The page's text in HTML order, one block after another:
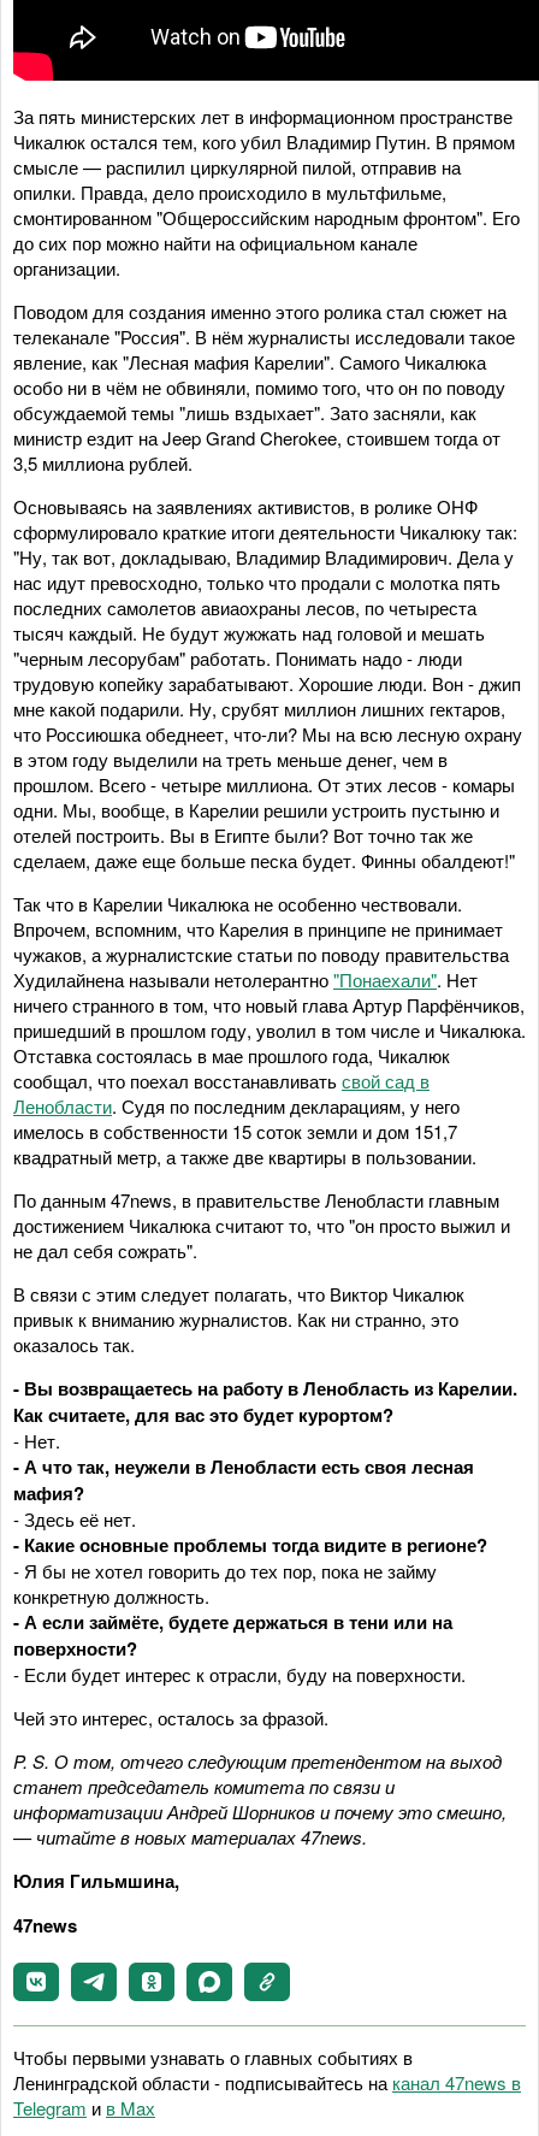
За пять министерских лет в информационном пространстве
Чикалюк остался тем, кого убил Владимир Путин. В прямом
смысле — распилил циркулярной пилой, отправив на
опилки. Правда, дело происходило в мультфильме,
смонтированном "Общероссийским народным фронтом". Его
до сих пор можно найти на официальном канале
организации.
Поводом для создания именно этого ролика стал сюжет на
телеканале "Россия". В нём журналисты исследовали такое
явление, как "Лесная мафия Карелии". Самого Чикалюка
особо ни в чём не обвиняли, помимо того, что он по поводу
обсуждаемой темы "лишь вздыхает". Зато засняли, как
министр ездит на Jeep Grand Cherokee, стоившем тогда от
3,5 миллиона рублей.
Основываясь на заявлениях активистов, в ролике ОНФ
сформулировало краткие итоги деятельности Чикалюку так:
"Ну, так вот, докладываю, Владимир Владимирович. Дела у
нас идут превосходно, только что продали с молотка пять
последних самолетов авиаохраны лесов, по четыреста
тысяч каждый. Не будут жужжать над головой и мешать
"черным лесорубам" работать. Понимать надо - люди
трудовую копейку зарабатывают. Хорошие люди. Вон - джип
мне какой подарили. Ну, срубят миллион лишних гектаров,
что Россиюшка обеднеет, что-ли? Мы на всю лесную охрану
в этом году выделили на треть меньше денег, чем в
прошлом. Всего - четыре миллиона. От этих лесов - комары
одни. Мы, вообще, в Карелии решили устроить пустыню и
отелей построить. Вы в Египте были? Вот точно так же
сделаем, даже еще больше песка будет. Финны обалдеют!"
Так что в Карелии Чикалюка не особенно чествовали.
Впрочем, вспомним, что Карелия в принципе не принимает
чужаков, а журналистские статьи по поводу правительства
Худилайнена называли нетолерантно"Понаехали". Нет
ничего странного в том, что новый глава Артур Парфёнчиков,
пришедший в прошлом году, уволил в том числе и Чикалюка.
Отставка состоялась в мае прошлого года, Чикалюк
сообщал, что поехал восстанавливатьсвой сад в
Ленобласти. Судя по последним декларациям, у него
имелось в собственности 15 соток земли и дом 151,7
квадратный метр, а также две квартиры в пользовании.
По данным 47news, в правительстве Ленобласти главным
достижением Чикалюка считают то, что "он просто выжил и
не дал себя сожрать".
В связи с этим следует полагать, что Виктор Чикалюк
привык к вниманию журналистов. Как ни странно, это
оказалось так.
- Вы возвращаетесь на работу в Ленобласть из Карелии.
Как считаете, для вас это будет курортом?
- Нет.
- А что так, неужели в Ленобласти есть своя лесная
мафия?
- Здесь её нет.
- Какие основные проблемы тогда видите в регионе?
- Я бы не хотел говорить до тех пор, пока не займу
конкретную должность.
- А если займёте, будете держаться в тени или на
поверхности?
- Если будет интерес к отрасли, буду на поверхности.
Чей это интерес, осталось за фразой.
P. S. О том, отчего следующим претендентом на выход
станет председатель комитета по связи и
информатизации Андрей Шорников и почему это смешно,
— читайте в новых материалах 47news.
Юлия Гильмшина,
47news
Чтобы первыми узнавать о главных событиях в
Ленинградской области - подписывайтесь наканал 47news в
Telegram и в Maх